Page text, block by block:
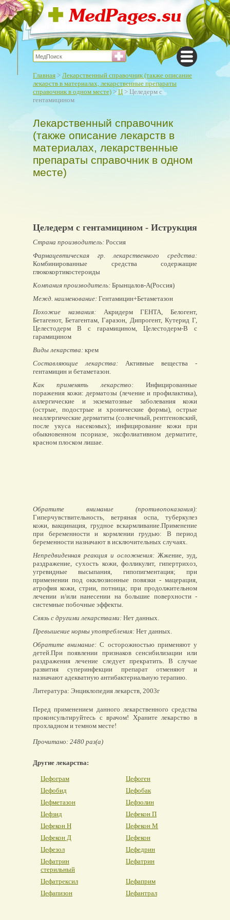
Главная > Лекарственный справочник (также описание
лекарств в материалах, лекарственные препараты
справочник в одном месте) >Ц > Целедерм с
гентамицином
Лекарственный справочник
(также описание лекарств в
материалах, лекарственные
препараты справочник в одном
месте)
Целедерм с гентамицином - Иструкция
Страна производитель: Россия
Фармацевтическая гр. лекарственного средства:
Комбинированные средства содержащие
глюкокортикостероиды
Компания производитель: Брынцалов-А(Россия)
Межд. наименование: Гентамицин+Бетаметазон
Похожие названия:Акридерм ГЕНТА, Белогент,
Бетагенот, Бетагентам, Гаразон, Дипрогент, Кутерид Г,
Целестодерм В с гарамицином, Целестодерм-В с
гарамицином
Виды лекарства: крем
Составляющие лекарства: Активные вещества -
гентамицин и бетаметазон.
Как применять лекарство: Инфицированные
поражения кожи: дерматозы (лечение и профилактика),
аллергические и экзематозные заболевания кожи
(острые, подострые и хронические формы), острые
неаллергические дерматиты (солнечный, рентгеновский,
после укуса насекомых); инфицирование кожи при
обыкновенном псориазе, эксфолиативном дерматите,
красном плоском лишае.
Обратите внимание (противопоказания):
Гиперчувствительность, ветряная оспа, туберкулез
кожи, вакцинация, грудное вскармливание.Применение
при беременности и кормлении грудью: В период
беременности назначают в исключительных случаях.
Непредвиденная реакция и осложнения: Жжение, зуд,
раздражение, сухость кожи, фолликулит, гипертрихоз,
угревидные высыпания, гипопигментация; при
применении под окклюзионные повязки - мацерация,
атрофия кожи, стрии, потница; при продолжительном
лечении и/или нанесении на большие поверхности -
системные побочные эффекты.
Связь с другими лекарствами: Нет данных.
Превышение нормы употребления: Нет данных.
Обратите внимание: С осторожностью применяют у
детей.При появлении признаков сенсибилизации или
раздражения лечение следует прекратить. В случае
развития суперинфекции препарат отменяют и
назначают адекватную антибактериальную терапию.
Литература: Энциклопедия лекарств, 2003г
Перед применением данного лекарственного средства
проконсультируйтесь с врачом! Храните лекарство в
прохладном и темном месте!
Прочитано: 2480 раз(а)
Другие лекарства:
Цефограм
Цефоген
Цефобид
Цефобак
Цефметазон
Цефзолин
Цефзид
Цефекон П
Цефекон Н
Цефекон М
Цефекон Д
Цефекон
Цефезол
Цефедрин
Цефатрин
стерильный
Цефатрин
Цефатрексил
Цефаприм
Цефапизон
Цефантрал